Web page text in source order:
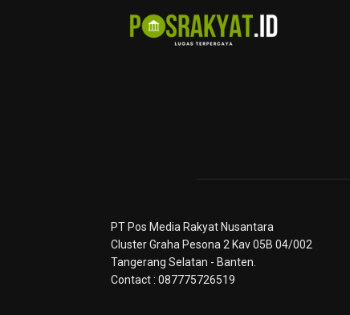
PT Pos Media Rakyat Nusantara
Cluster Graha Pesona 2 Kav 05B 04/002
Tangerang Selatan - Banten.
Contact : 087775726519